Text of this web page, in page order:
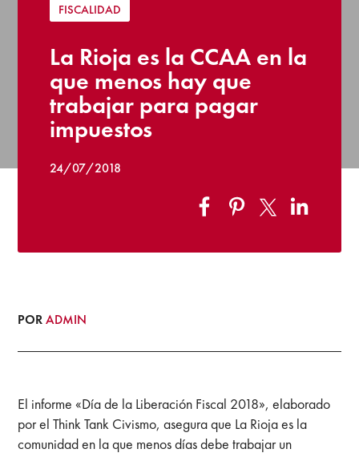
FISCALIDAD
La Rioja es la CCAA en la
que menos hay que
trabajar para pagar
impuestos
24/07/2018
PORADMIN
El informe «Día de la Liberación Fiscal 2018», elaborado
por el Think Tank Civismo, asegura que La Rioja es la
comunidad en la que menos días debe trabajar un